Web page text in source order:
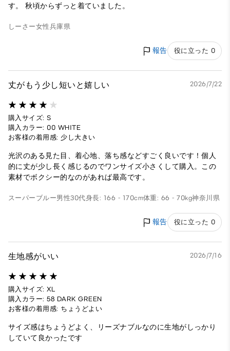
す。 秋頃からずっと着ていました。
しーさー女性兵庫県
報告 役に立った 0
丈がもう少し短いと嬉しい 2026/7/22
購入サイズ: S
購入カラー: 00 WHITE
お客様の着用感: 少し大きい
光沢のある見た目、着心地、落ち感などすごく良いです！個人
的に丈が少し長く感じるのでワンサイズ小さくして購入。この
素材でボクシー的なのがあれば最高です。
スーパーブルー男性30代身長: 166 - 170cm体重: 66 - 70kg神奈川県
報告 役に立った 0
生地感がいい 2026/7/16
購入サイズ: XL
購入カラー: 58 DARK GREEN
お客様の着用感: ちょうどよい
サイズ感はちょうどよく、リーズナブルなのに生地がしっかり
していて良かったです